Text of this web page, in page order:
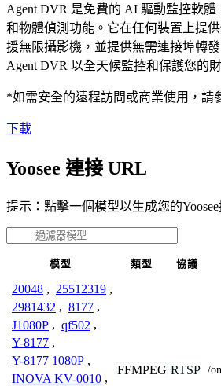
Agent DVR 是免費的 AI 驅動監控軟
和物體偵測功能。它在任何裝置上提
援無限攝影機，並提供無需連接埠轉
Agent DVR 以全天候監控和保護您的
*如需安全的遠程訪問或商業使用，請
下載
Yoosee 連接 URL
提示：點擊一個模型以生成您的
模型 類型 協議
20048 , 25512319 ,
2981432 , 8177 ,
J1080P , qf502 ,
Y-8177 ,
Y-8177 1080P ,
INOVA KV-0010 ,
FFMPEG RTSP /